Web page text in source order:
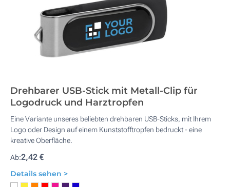
Drehbarer USB-Stick mit Metall-Clip für
Logodruck und Harztropfen
Eine Variante unseres beliebten drehbaren USB-Sticks, mit Ihrem
Logo oder Design auf einem Kunststofftropfen bedruckt - eine
kreative Oberfläche.
Ab:2,42 €
Details sehen >